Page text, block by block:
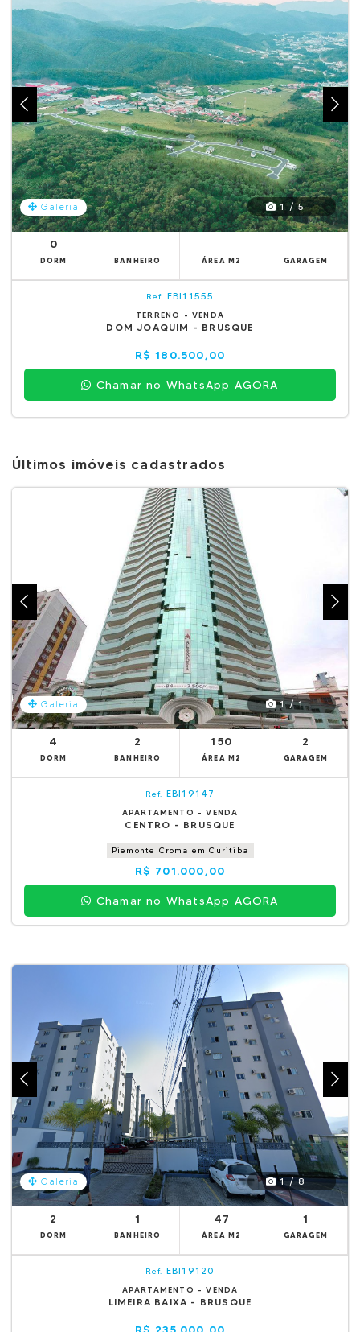
Galeria 1 / 5
0
DORM BANHEIRO ÁREA M2 GARAGEM
Ref. EBI11555
TERRENO - VENDA
DOM JOAQUIM - BRUSQUE
R$ 180.500,00
Chamar no WhatsApp AGORA
Últimos imóveis cadastrados
Galeria 1 / 1
4
DORM
2
BANHEIRO
150
ÁREA M2
2
GARAGEM
Ref. EBI19147
APARTAMENTO - VENDA
CENTRO - BRUSQUE
Piemonte Croma em Curitiba
R$ 701.000,00
Chamar no WhatsApp AGORA
Galeria 1 / 8
2
DORM
1
BANHEIRO
47
ÁREA M2
1
GARAGEM
Ref. EBI19120
APARTAMENTO - VENDA
LIMEIRA BAIXA - BRUSQUE